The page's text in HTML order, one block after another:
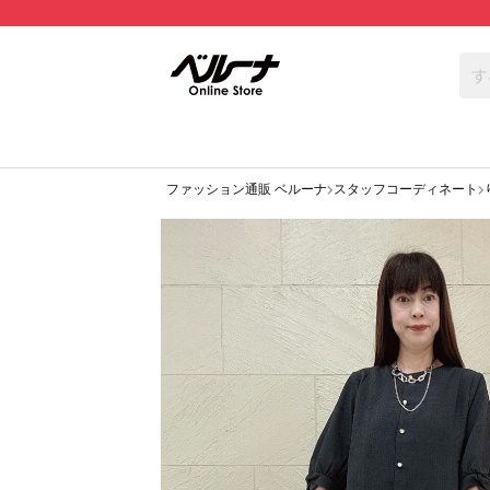
ファッション通販 ベルーナ スタッフコーディネート